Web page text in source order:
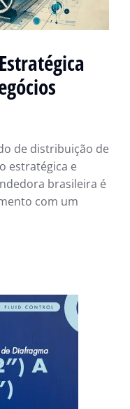
de distribuição de
estratégica e
brasileira é
com um